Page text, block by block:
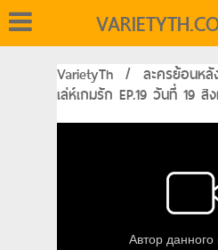
VarietyTh / ละครย้อนหลั
เล่ห์เกมรัก EP.19 วันที่ 19